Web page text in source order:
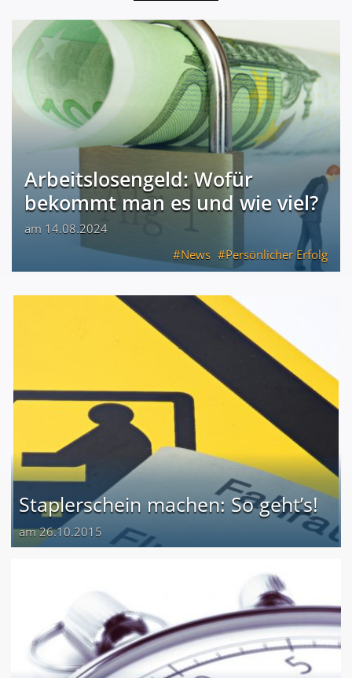
Arbeitslosengeld: Wofür
bekommt man es und wie viel?
am 14.08.2024
News
Persönlicher Erfolg
Staplerschein machen: So geht’s!
am 26.10.2015